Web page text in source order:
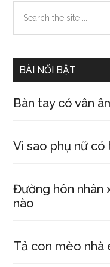
Primary
Sidebar
the
BÀI NỔI BẬT
Bàn tay có vân
Vì sao phụ nữ có
Đường hôn nhân
nào
Tả con mèo nhà